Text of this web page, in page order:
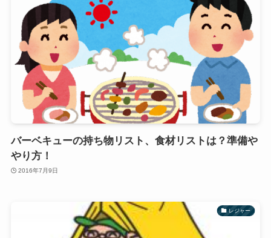
バーベキューの持ち物リスト、食材リストは？準備や
やり方！
2016年7月9日
レジャー